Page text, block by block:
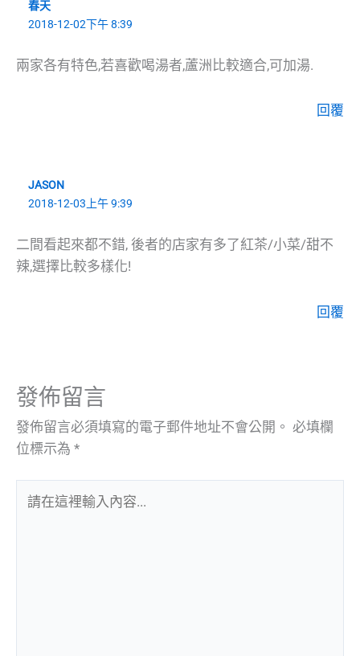
春天
2018-12-02下午 8:39
兩家各有特色,若喜歡喝湯者,蘆洲比較適合,可加湯.
回覆
JASON
2018-12-03上午 9:39
二間看起來都不錯, 後者的店家有多了紅茶/小菜/甜不
辣,選擇比較多樣化!
回覆
發佈留言
發佈留言必須填寫的電子郵件地址不會公開。 必填欄
位標示為 *
在